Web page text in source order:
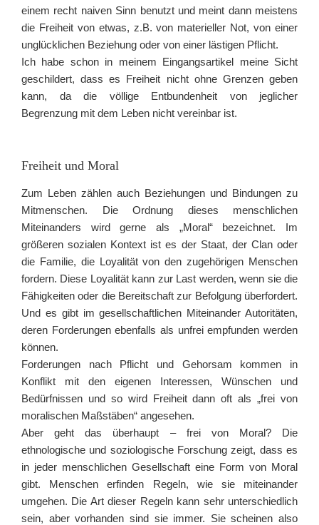
einem recht naiven Sinn benutzt und meint dann meistens
die Freiheit von etwas, z.B. von materieller Not, von einer
unglücklichen Beziehung oder von einer lästigen Pflicht.
Ich habe schon in meinem Eingangsartikel meine Sicht
geschildert, dass es Freiheit nicht ohne Grenzen geben
kann, da die völlige Entbundenheit von jeglicher
Begrenzung mit dem Leben nicht vereinbar ist.
Freiheit und Moral
Zum Leben zählen auch Beziehungen und Bindungen zu
Mitmenschen. Die Ordnung dieses menschlichen
Miteinanders wird gerne als „Moral“ bezeichnet. Im
größeren sozialen Kontext ist es der Staat, der Clan oder
die Familie, die Loyalität von den zugehörigen Menschen
fordern. Diese Loyalität kann zur Last werden, wenn sie die
Fähigkeiten oder die Bereitschaft zur Befolgung überfordert.
Und es gibt im gesellschaftlichen Miteinander Autoritäten,
deren Forderungen ebenfalls als unfrei empfunden werden
können.
Forderungen nach Pflicht und Gehorsam kommen in
Konflikt mit den eigenen Interessen, Wünschen und
Bedürfnissen und so wird Freiheit dann oft als „frei von
moralischen Maßstäben“ angesehen.
Aber geht das überhaupt – frei von Moral? Die
ethnologische und soziologische Forschung zeigt, dass es
in jeder menschlichen Gesellschaft eine Form von Moral
gibt. Menschen erfinden Regeln, wie sie miteinander
umgehen. Die Art dieser Regeln kann sehr unterschiedlich
sein, aber vorhanden sind sie immer. Sie scheinen also